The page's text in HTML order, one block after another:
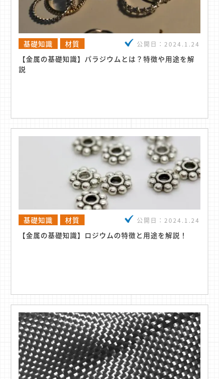
基礎知識 材質 公開日： 2024.1.24
【金属の基礎知識】パラジウムとは？特徴や用途を解
説
基礎知識 材質 公開日： 2024.1.24
【金属の基礎知識】ロジウムの特徴と用途を解説！